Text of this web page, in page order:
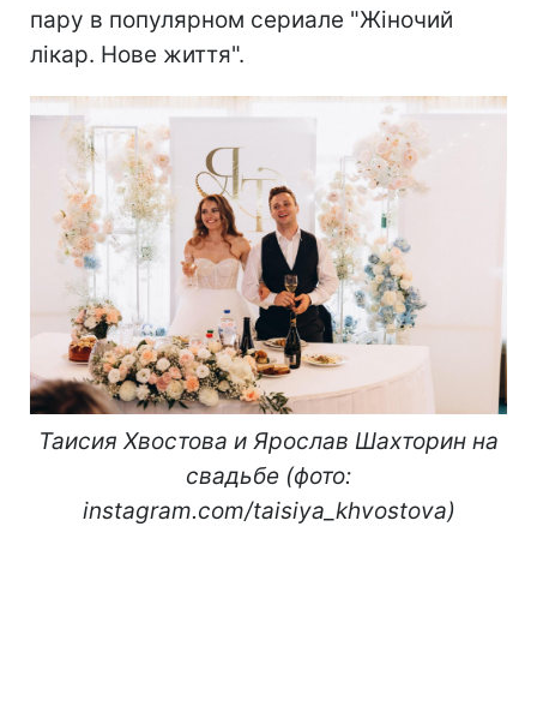
пару в популярном сериале "Жіночий
лікар. Нове життя".
Таисия Хвостова и Ярослав Шахторин на
свадьбе (фото:
instagram.com/taisiya_khvostova)